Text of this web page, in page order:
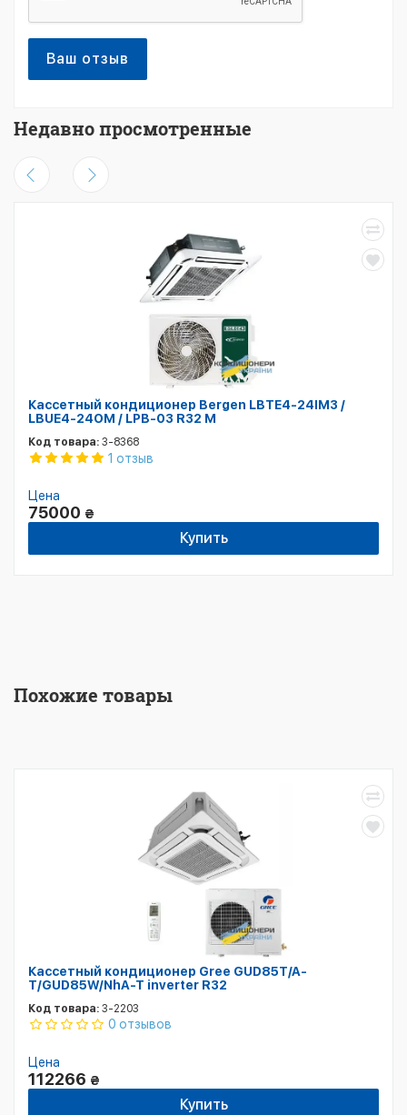
Ваш отзыв
Недавно просмотренные
Кассетный кондиционер Bergen LBTE4-24IM3 /
LBUE4-24OM / LPB-03 R32 M
Код товара: 3-8368
1 отзыв
Цена
75000 ₴
Купить
Похожие товары
Кассетный кондиционер Gree GUD85T/A-
T/GUD85W/NhA-T inverter R32
Код товара: 3-2203
0 отзывов
Цена
112266 ₴
Купить